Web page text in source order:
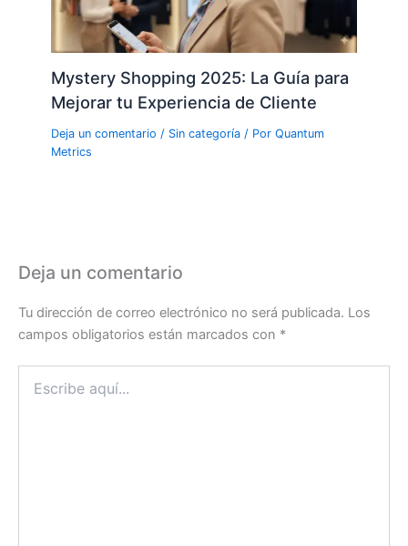
Mystery Shopping 2025: La Guía para
Mejorar tu Experiencia de Cliente
Deja un comentario / Sin categoría / PorQuantum
Metrics
Deja un comentario
Tu dirección de correo electrónico no será publicada. Los
campos obligatorios están marcados con *
aquí...